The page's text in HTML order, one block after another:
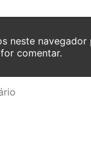
neste navegador
comentar.